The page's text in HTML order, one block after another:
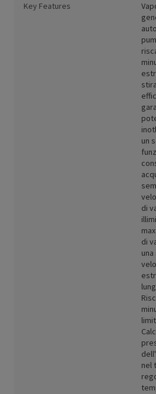
Key Features
un
di
di
nel